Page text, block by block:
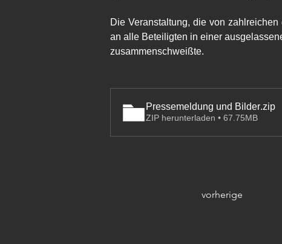
Die Veranstaltung, die von
an alle Beteiligten in einer
zusammenschweißte.
Pressemeldung und Bilder.zip
ZIP herunterladen • 67.75MB
vorherige